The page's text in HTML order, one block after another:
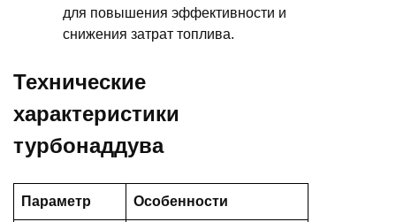
для повышения эффективности и
снижения затрат топлива.
Технические
характеристики
турбонаддува
Параметр Особенности